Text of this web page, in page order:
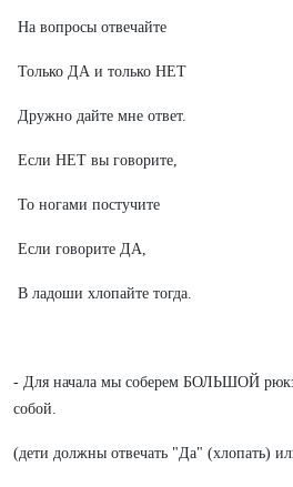
На вопросы отвечайте
Только ДА и только НЕТ
Дружно дайте мне ответ.
Если НЕТ вы говорите,
То ногами постучите
Если говорите ДА,
В ладоши хлопайте тогда.
- Для начала мы соберем БОЛЬШОЙ
собой.
(дети должны отвечать "Да" (хлопать)